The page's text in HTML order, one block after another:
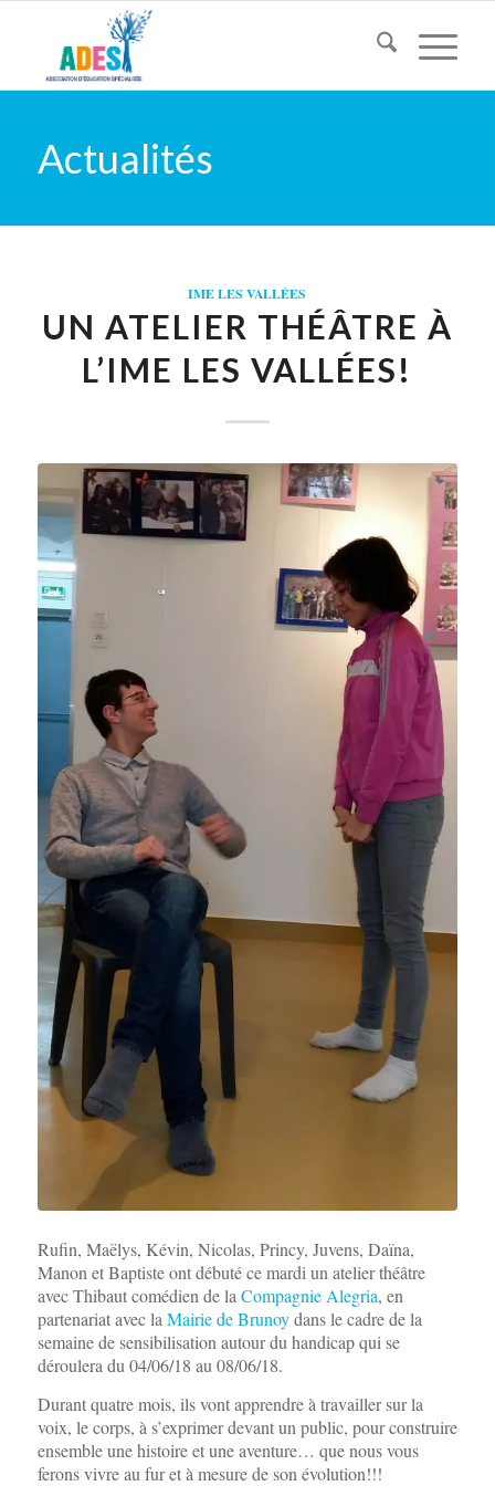
Actualités
IME LES VALLÉES
UN ATELIER THÉÂTRE À
L’IME LES VALLÉES!
Rufin, Maëlys, Kévin, Nicolas, Princy, Juvens, Daïna,
Manon et Baptiste ont débuté ce mardi un atelier théâtre
avec Thibaut comédien de la Compagnie Alegria, en
partenariat avec la Mairie de Brunoydans le cadre de la
semaine de sensibilisation autour du handicap qui se
déroulera du 04/06/18 au 08/06/18.
Durant quatre mois, ils vont apprendre à travailler sur la
voix, le corps, à s’exprimer devant un public, pour construire
ensemble une histoire et une aventure… que nous vous
ferons vivre au fur et à mesure de son évolution!!!